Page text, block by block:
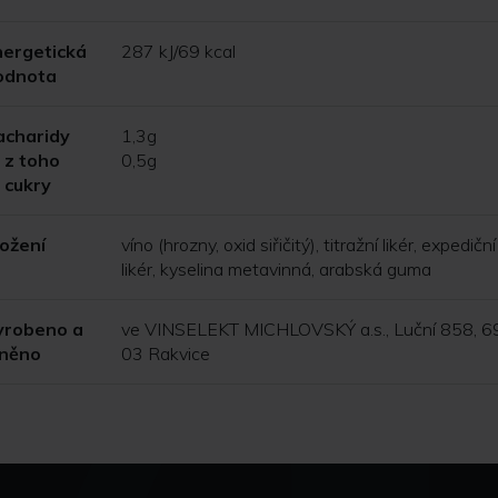
287 kJ/69 kcal
z toho
cukry
1,3g
0,5g
víno (hrozny, oxid siřičitý), titražní likér, expediční
likér, kyselina metavinná, arabská guma
a
ve VINSELEKT MICHLOVSKÝ a.s., Luční 858,
03 Rakvice